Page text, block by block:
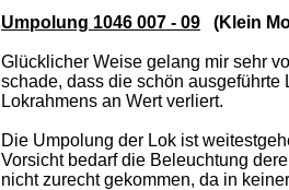
Umpolung 1046 007 - 09 (Klein
Glücklicher Weise gelang mir sehr
schade, dass die schön
Lokrahmens an Wert verliert.
Die Umpolung der Lok ist
Vorsicht bedarf die Beleuchtung
nicht zurecht gekommen, da in